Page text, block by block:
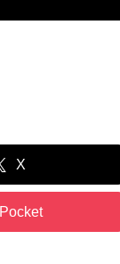
X
Pocket